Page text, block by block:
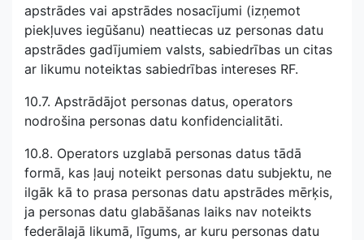
apstrādes vai apstrādes nosacījumi (izņemot
piekļuves iegūšanu) neattiecas uz personas datu
apstrādes gadījumiem valsts, sabiedrības un citas
ar likumu noteiktas sabiedrības intereses RF.
10.7. Apstrādājot personas datus, operators
nodrošina personas datu konfidencialitāti.
10.8. Operators uzglabā personas datus tādā
formā, kas ļauj noteikt personas datu subjektu, ne
ilgāk kā to prasa personas datu apstrādes mērķis,
ja personas datu glabāšanas laiks nav noteikts
federālajā likumā, līgums, ar kuru personas datu